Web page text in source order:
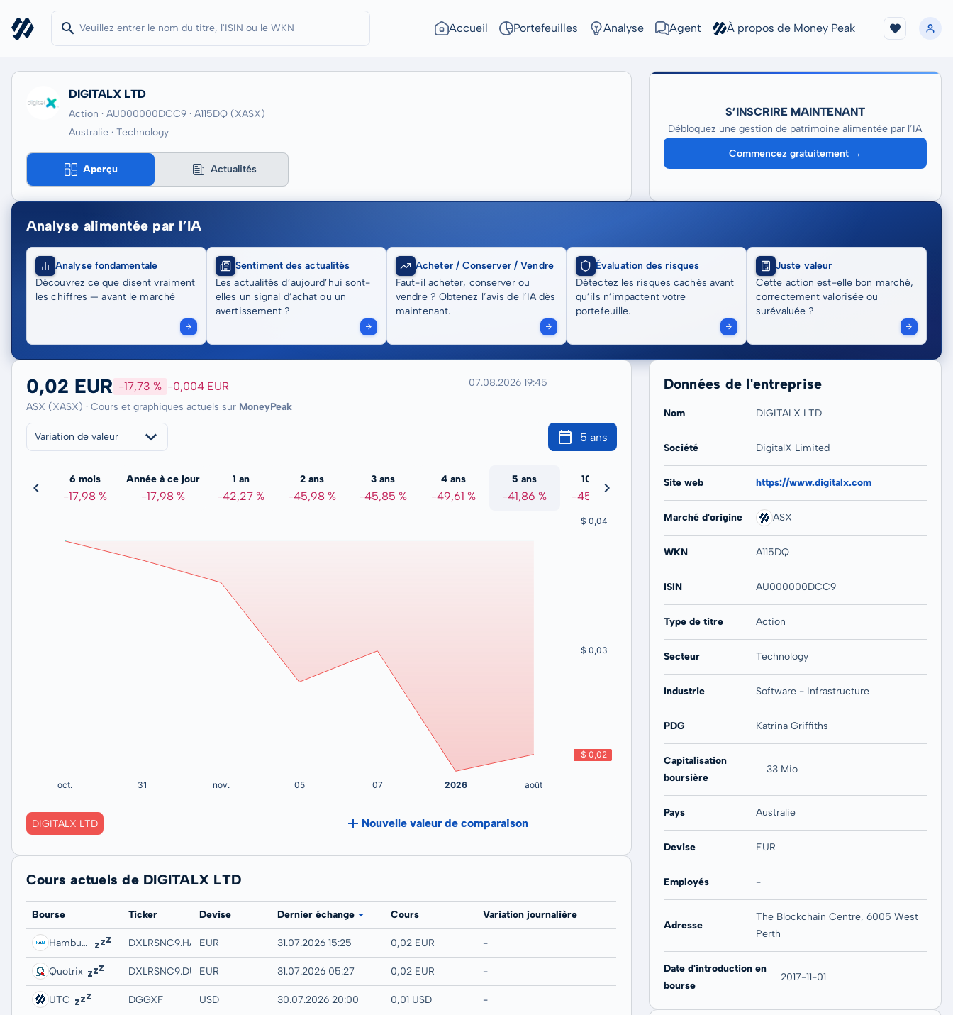
Accueil Portefeuilles Analyse Agent À propos de Money Peak
DIGITALX LTD
Action · AU000000DCC9 · A115DQ (XASX)
Australie · Technology
Aperçu Actualités
S’INSCRIRE MAINTENANT
Débloquez une gestion de patrimoine alimentée par l’IA
Commencez gratuitement →
Analyse alimentée par l’IA
Analyse fondamentale
Découvrez ce que disent vraiment
les chiffres — avant le marché
Sentiment des actualités
Les actualités d’aujourd’hui sont-
elles un signal d’achat ou un
avertissement ?
Acheter / Conserver / Vendre
Faut-il acheter, conserver ou
vendre ? Obtenez l’avis de l’IA dès
maintenant.
Évaluation des risques
Détectez les risques cachés avant
qu’ils n’impactent votre
portefeuille.
Juste valeur
Cette action est-elle bon marché,
correctement valorisée ou
surévaluée ?
0,02 EUR -17,73 % -0,004 EUR
ASX (XASX) · Cours et graphiques actuels sur MoneyPeak
07.08.2026 19:45
Variation de valeur 5 ans
6 mois
-17,98 %
Année à ce jour
-17,98 %
1 an
-42,27 %
2 ans
-45,98 %
3 ans
-45,85 %
4 ans
-49,61 %
5 ans
-41,86 %
10 ans
-45,20 %
20 ans
DIGITALX LTD Nouvelle valeur de comparaison
Cours actuels de DIGITALX LTD
Bourse Ticker Devise Dernier échange Cours Variation journalière
Hamburg DXLRSNC9.HAMBEUR 31.07.2026 15:25 0,02 EUR -
Quotrix DXLRSNC9.DUSDEUR 31.07.2026 05:27 0,02 EUR -
UTC DGGXF USD 30.07.2026 20:00 0,01 USD -
Données de l'entreprise
Nom DIGITALX LTD
Société DigitalX Limited
Site web https://www.digitalx.com
Marché d'origine ASX
WKN A115DQ
ISIN AU000000DCC9
Type de titre Action
Secteur Technology
Industrie Software - Infrastructure
PDG Katrina Griffiths
Capitalisation
boursière
33 Mio
Pays Australie
Devise EUR
Employés -
Adresse
The Blockchain Centre, 6005 West
Perth
Date d'introduction en
bourse
2017-11-01